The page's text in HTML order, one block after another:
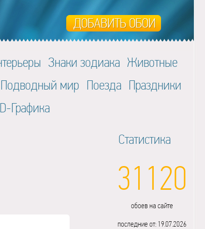
Знаки зодиака Животные
Подводный мир Поезда Праздники
Графика
Статистика
31120
обоев на сайте
последние от: 19.07.2026